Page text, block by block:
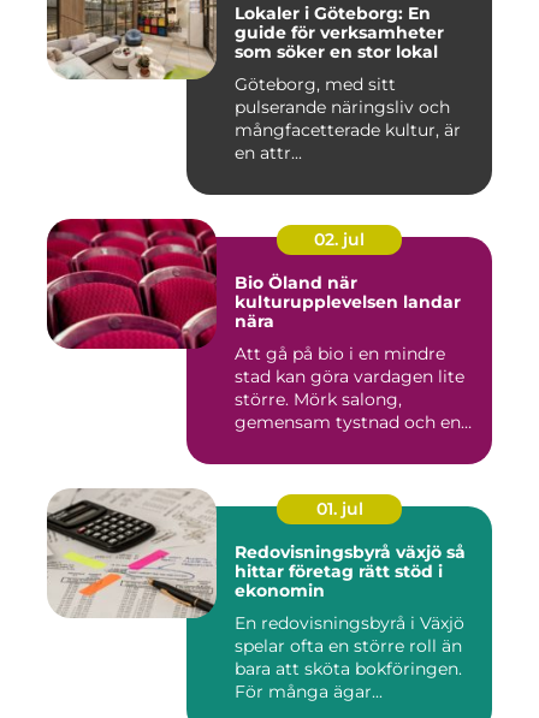
Lokaler i Göteborg: En
guide för verksamheter
som söker en stor lokal
Göteborg, med sitt
pulserande näringsliv och
mångfacetterade kultur, är
en attr...
02. jul
Bio Öland när
kulturupplevelsen landar
nära
Att gå på bio i en mindre
stad kan göra vardagen lite
större. Mörk salong,
gemensam tystnad och en
01. jul
Redovisningsbyrå växjö så
hittar företag rätt stöd i
ekonomin
En redovisningsbyrå i Växjö
spelar ofta en större roll än
bara att sköta bokföringen.
För många ägar...